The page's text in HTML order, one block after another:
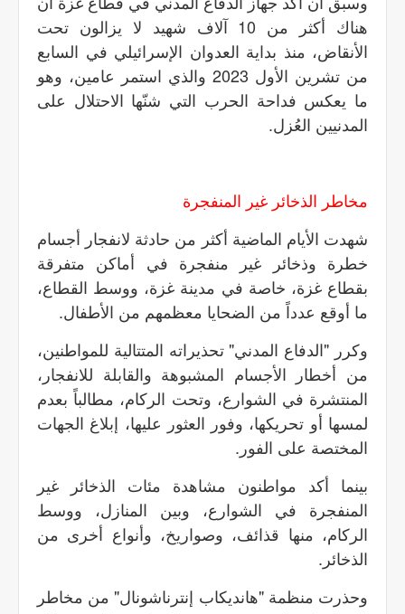
هناك أكثر من 10 آلاف شهيد لا يزالون تحت
الأنقاض، منذ بداية العدوان الإسرائيلي في السابع
من تشرين الأول 2023 والذي استمر عامين، وهو
ما يعكس فداحة الحرب التي شنّها الاحتلال على
المدنيين العُزل.
مخاطر الذخائر غير المنفجرة
شهدت الأيام الماضية أكثر من حادثة لانفجار أجسام
خطرة وذخائر غير منفجرة في أماكن متفرقة
بقطاع غزة، خاصة في مدينة غزة، ووسط القطاع،
ما أوقع عدداً من الضحايا معظمهم من الأطفال.
وكرر "الدفاع المدني" تحذيراته المتتالية للمواطنين،
من أخطار الأجسام المشبوهة والقابلة للانفجار،
المنتشرة في الشوارع، وتحت الركام، مطالباً بعدم
لمسها أو تحريكها، وفور العثور عليها، إبلاغ الجهات
المختصة على الفور.
بينما أكد مواطنون مشاهدة مئات الذخائر غير
المنفجرة في الشوارع، وبين المنازل، ووسط
الركام، منها قذائف، وصواريخ، وأنواع أخرى من
الذخائر.
وحذرت منظمة "هانديكاب إنترناشونال" من مخاطر